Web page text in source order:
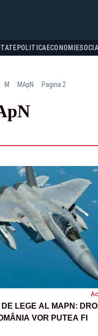
POLITICA ECONOMIE
M MApN Pagina 2
DE LEGE AL MAPN:
VOR PUTEA FI